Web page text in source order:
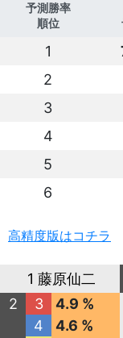
予測勝率
順位
1
2
3
4
5
6
高精度版はコチラ
1 藤原仙二
2
3
4.9 %
4
4.6 %